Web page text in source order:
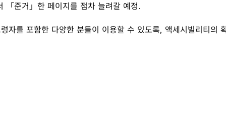
준거」한 페이지를 점차 늘려갈 예정.
를 포함한 다양한 분들이 이용할 수 있도록, 액세시빌리티의